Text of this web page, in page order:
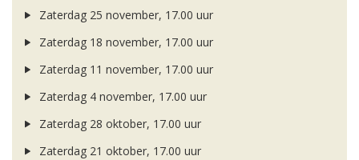
Zaterdag 25 november, 17.00 uur
Zaterdag 18 november, 17.00 uur
Zaterdag 11 november, 17.00 uur
Zaterdag 4 november, 17.00 uur
Zaterdag 28 oktober, 17.00 uur
Zaterdag 21 oktober, 17.00 uur